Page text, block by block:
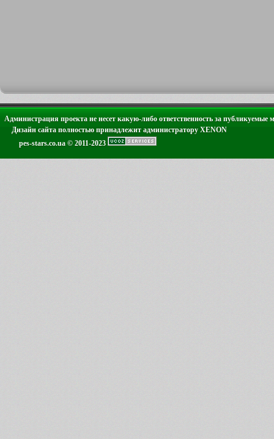
Администрация проекта не несет какую-либо ответственность за публикуемые
Дизайн сайта полностью принадлежит администратору XENON
pes-stars.co.ua © 2011-2023